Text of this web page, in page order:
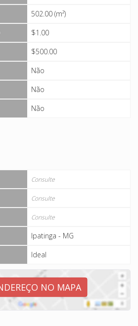
502.00 (m²)
$1.00
$500.00
Não
Não
Não
Consulte
Consulte
Consulte
Ipatinga - MG
Ideal
NO MAPA